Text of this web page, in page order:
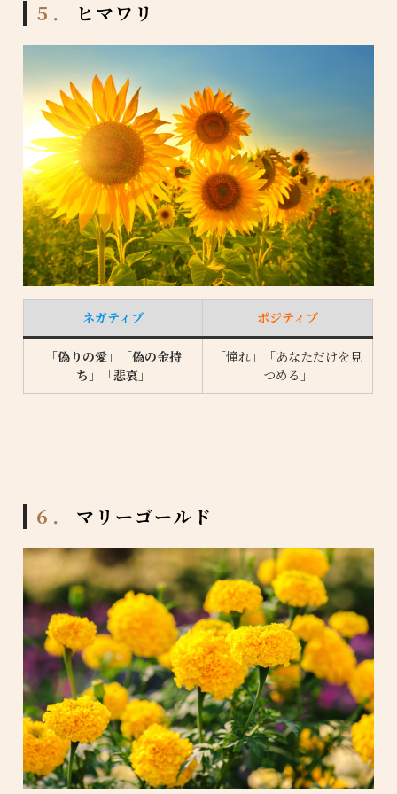
５． ヒマワリ
ネガティブ ポジティブ
「偽りの愛」「偽の金持
ち 」「悲哀 」
「憧れ」「あなただけを見
つめる」
６． マリーゴールド